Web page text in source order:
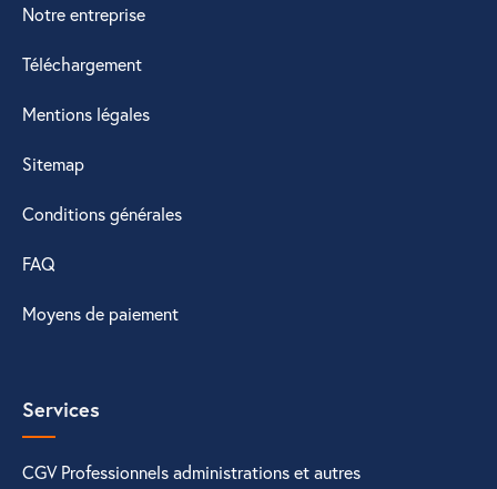
Notre entreprise
Téléchargement
Mentions légales
Sitemap
Conditions générales
FAQ
Moyens de paiement
Services
CGV Professionnels administrations et autres